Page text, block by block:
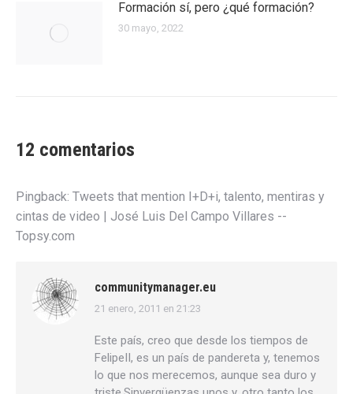
Formación sí, pero ¿qué formación?
30 mayo, 2022
12 comentarios
Pingback: Tweets that mention I+D+i, talento, mentiras y
cintas de video | José Luis Del Campo Villares --
Topsy.com
communitymanager.eu
dice:
21 enero, 2011 en 21:23
Este país, creo que desde los tiempos de
FelipeII, es un país de pandereta y, tenemos
lo que nos merecemos, aunque sea duro y